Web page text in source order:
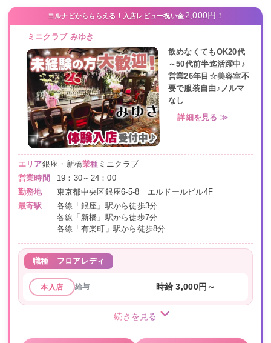
ヨルナビからもらえる！入店レビュー祝い金2,000円 ！
ミニクラブ みゆき
飲めなくてもOK20代
～50代前半迄活躍中♪
営業26年目☆美容室不
要で服装自由♪ノルマ
なし
詳細を見る ≫
エリア銀座・新橋業種 ミニクラブ
営業時間
19：30～24：00
勤務地
東京都中央区銀座6-5-8 エルドールビル4F
最寄駅
各線「銀座」駅から徒歩3分
各線「新橋」駅から徒歩7分
各線「有楽町」駅から徒歩8分
職種 フロアレディ
本入店 給与 時給 3,000円～
続きを見る